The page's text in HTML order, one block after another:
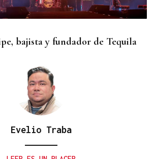
bajista y fundador de Tequila
Evelio Traba